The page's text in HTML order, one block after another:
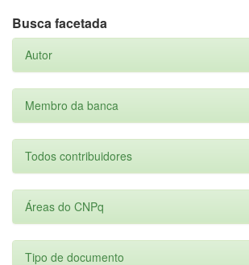
Busca facetada
Autor
Membro da banca
Todos contribuidores
Áreas do CNPq
Tipo de documento